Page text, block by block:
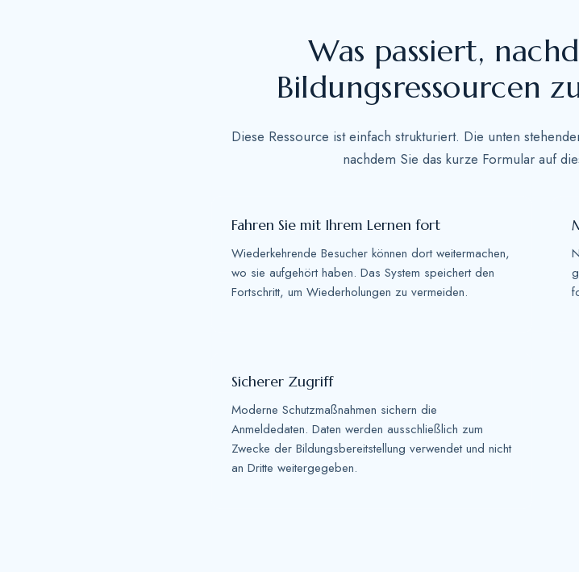
Was passiert,
Bildungsressourcen
Diese Ressource ist einfach strukturiert. Die unten
nachdem Sie das kurze Formular auf
Fahren Sie mit Ihrem Lernen fort
Wiederkehrende Besucher können dort weitermachen,
wo sie aufgehört haben. Das System speichert den
Fortschritt, um Wiederholungen zu vermeiden.
Sicherer Zugriff
Moderne Schutzmaßnahmen sichern die
Anmeldedaten. Daten werden ausschließlich zum
Zwecke der Bildungsbereitstellung verwendet und nicht
an Dritte weitergegeben.